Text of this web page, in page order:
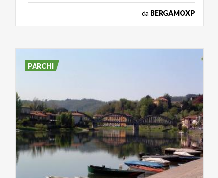
da BERGAMOXP
PARCHI